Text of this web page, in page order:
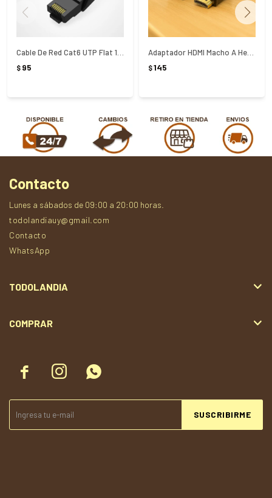
$ 95 $145
  
SUSCRIBIRME
Contacto
Lunes a sábados de 09:00 a 20:00 horas.
todolandiauy@gmail.com
Contacto
WhatsApp
TODOLANDIA
COMPRAR